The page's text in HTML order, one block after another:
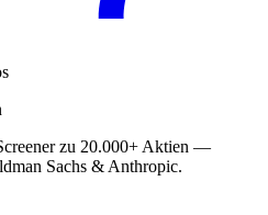
zu 20.000+ Aktien —
Sachs & Anthropic.